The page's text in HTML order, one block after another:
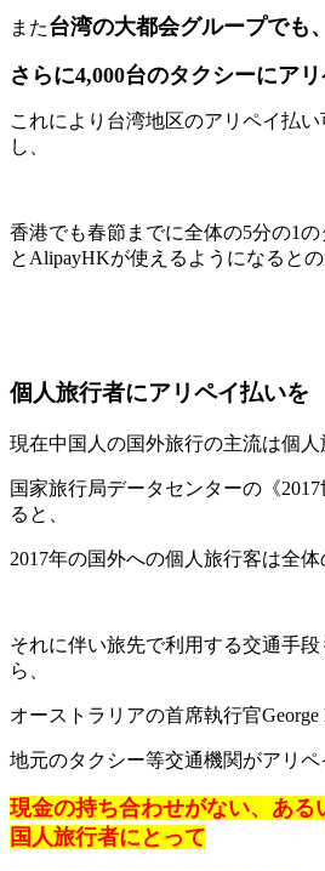
また台湾の大都会グループでも、
さらに4,000台のタクシーにア
これにより台湾地区のアリペイ払
し、
香港でも春節までに全体の5分の1
とAlipayHKが使えるようになるとの
個人旅行者にアリペイ払いを
現在中国人の国外旅行の主流は個人
国家旅行局データセンターの《
ると、
2017年の国外への個人旅行客は全体
それに伴い旅先で利用する交通手
ら、
オーストラリアの首席執行官George
地元のタクシー等交通機関がアリペ
現金の持ち合わせがない、ある
国人旅行者にとって